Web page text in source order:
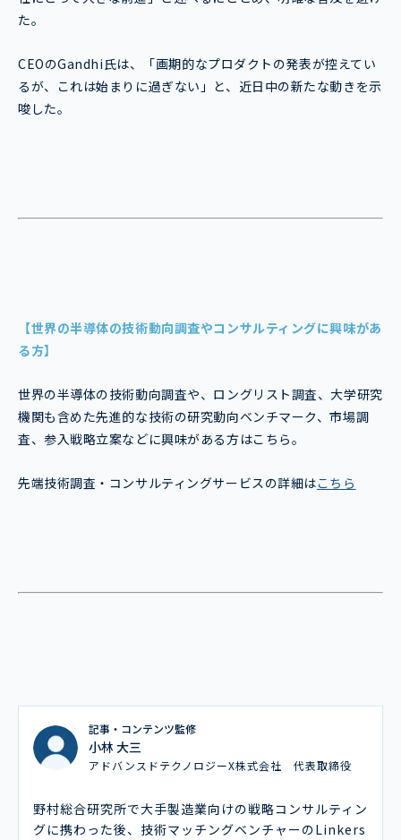
た。
CEOのGandhi氏は、「画期的なプロダクトの発表が控えてい
るが、これは始まりに過ぎない」と、近日中の新たな動きを示
唆した。
【世界の半導体の技術動向調査やコンサルティングに興味があ
る方】
世界の半導体の技術動向調査や、ロングリスト調査、大学研究
機関も含めた先進的な技術の研究動向ベンチマーク、市場調
査、参入戦略立案などに興味がある方はこちら。
先端技術調査・コンサルティングサービスの詳細はこちら
記事・コンテンツ監修
小林 大三
アドバンスドテクノロジーX株式会社 代表取締役
野村総合研究所で大手製造業向けの戦略コンサルティン
グに携わった後、技術マッチングベンチャーのLinkers